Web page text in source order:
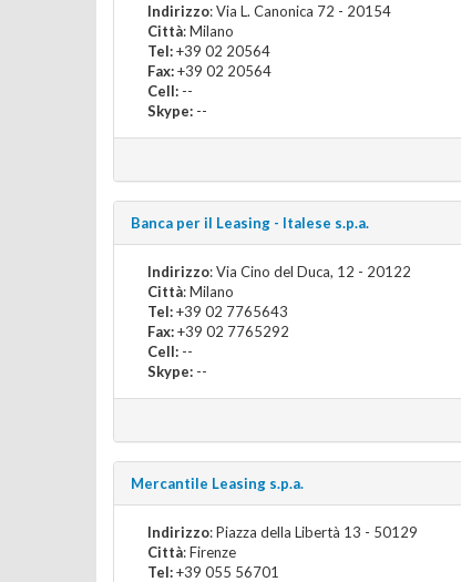
Indirizzo: Via L. Canonica 72 - 20154
Città: Milano
Tel:+39 02 20564
Fax:+39 02 20564
Cell: --
Skype: --
Banca per il Leasing - Italese s.p.a.
Indirizzo: Via Cino del Duca, 12 - 20122
Città: Milano
Tel:+39 02 7765643
Fax:+39 02 7765292
Cell: --
Skype: --
Mercantile Leasing s.p.a.
Indirizzo: Piazza della Libertà 13 - 50129
Città: Firenze
Tel:+39 055 56701